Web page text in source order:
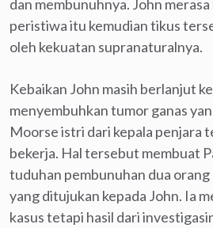
dan membunuhnya. John
peristiwa itu kemudian tikus
oleh kekuatan supranaturalnya.
Kebaikan John masih berlanjut
menyembuhkan tumor ganas
Moorse istri dari kepala penjara
bekerja. Hal tersebut membuat
tuduhan pembunuhan dua
yang ditujukan kepada John. Ia
kasus tetapi hasil dari